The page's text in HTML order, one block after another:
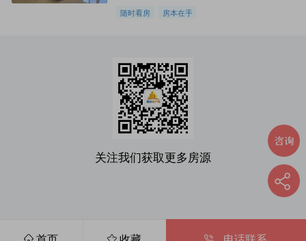
随时看房 房本在手
关注我们获取更多房源